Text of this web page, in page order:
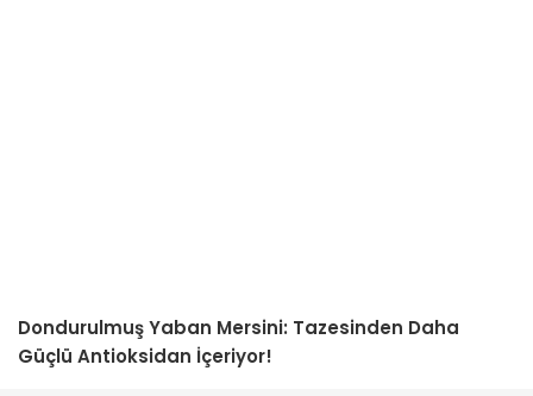
Dondurulmuş Yaban Mersini: Tazesinden Daha
Güçlü Antioksidan İçeriyor!